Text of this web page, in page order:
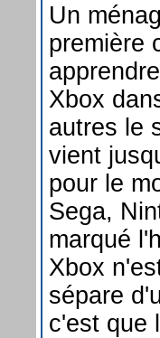
Un
première
Xbox
autres le
vient
pour le
Sega,
marqué
Xbox
sépare
c'est que